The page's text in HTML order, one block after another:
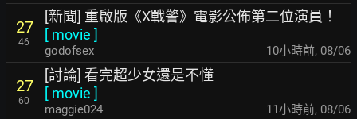
27
46
[新聞] 重啟版《X戰警》電影公佈第二位演員！
[ movie ]
godofsex 10小時前, 08/06
27
60
[討論] 看完超少女還是不懂
[ movie ]
maggie024 11小時前, 08/06